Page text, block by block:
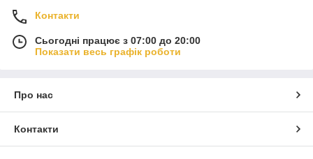
Контакти
Сьогодні працює з 07:00 до 20:00
Показати весь графік роботи
Про нас
Контакти